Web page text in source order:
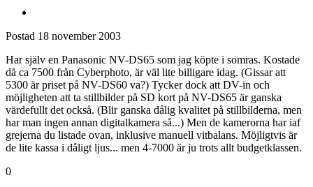
Postad 18 november 2003
Har själv en Panasonic NV-DS65 som jag köpte i somras. Kostade
då ca 7500 från Cyberphoto, är väl lite billigare idag. (Gissar att
5300 är priset på NV-DS60 va?) Tycker dock att DV-in och
möjligheten att ta stillbilder på SD kort på NV-DS65 är ganska
värdefullt det också. (Blir ganska dålig kvalitet på stillbilderna, men
har man ingen annan digitalkamera så...) Men de kamerorna har iaf
grejerna du listade ovan, inklusive manuell vitbalans. Möjligtvis är
de lite kassa i dåligt ljus... men 4-7000 är ju trots allt budgetklassen.
0